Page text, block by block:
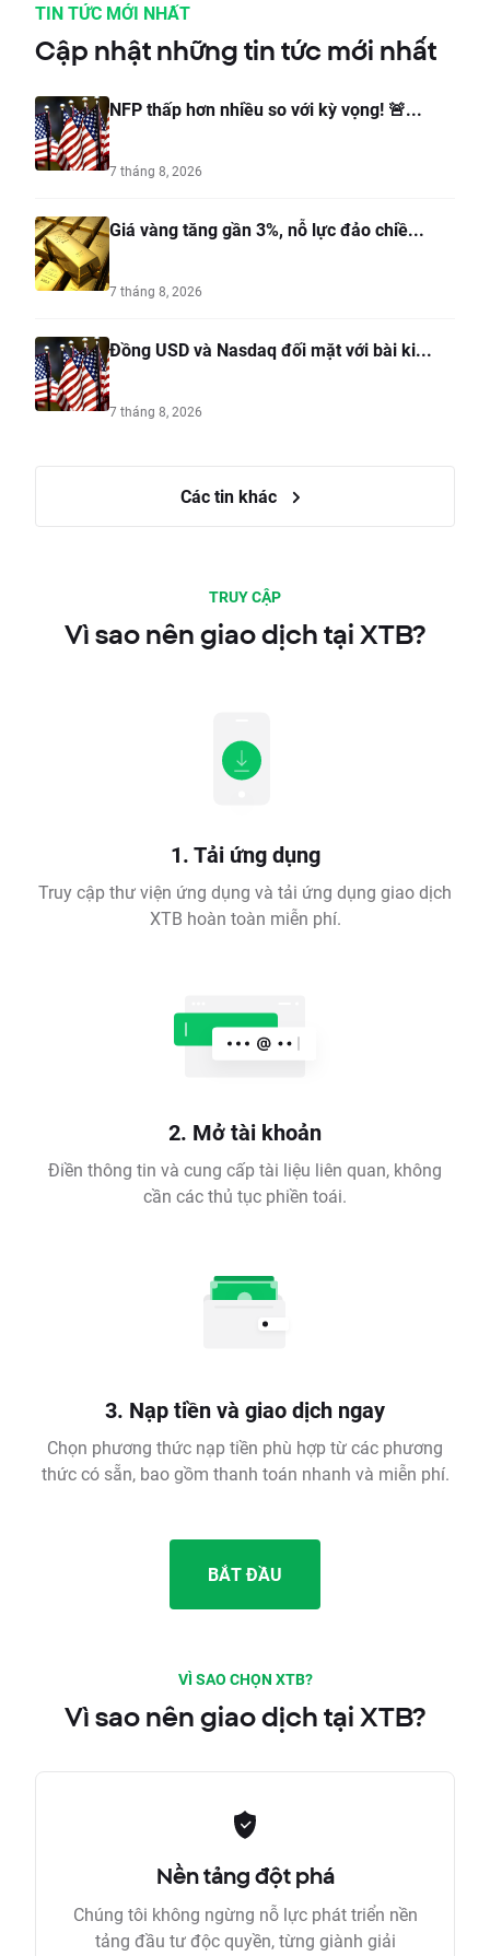
TIN TỨC MỚI NHẤT
Cập nhật những tin tức mới nhất
NFP thấp hơn nhiều so với kỳ vọng! 🚨...
7 tháng 8, 2026
Giá vàng tăng gần 3%, nỗ lực đảo chiề...
7 tháng 8, 2026
Đồng USD và Nasdaq đối mặt với bài ki...
7 tháng 8, 2026
Các tin khác
TRUY CẬP
Vì sao nên giao dịch tại XTB?
1. Tải ứng dụng
Truy cập thư viện ứng dụng và tải ứng dụng giao dịch
XTB hoàn toàn miễn phí.
2. Mở tài khoản
Điền thông tin và cung cấp tài liệu liên quan, không
cần các thủ tục phiền toái.
3. Nạp tiền và giao dịch ngay
Chọn phương thức nạp tiền phù hợp từ các phương
thức có sẵn, bao gồm thanh toán nhanh và miễn phí.
BẮT ĐẦU
VÌ SAO CHỌN XTB?
Vì sao nên giao dịch tại XTB?
Nền tảng đột phá
Chúng tôi không ngừng nỗ lực phát triển nền
tảng đầu tư độc quyền, từng giành giải